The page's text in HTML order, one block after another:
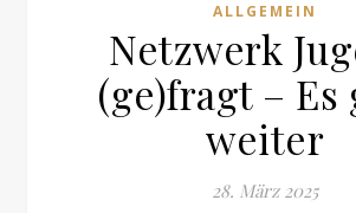
ALLGEMEIN
Netzwerk
(ge)fragt – Es
weiter
28. März 2025